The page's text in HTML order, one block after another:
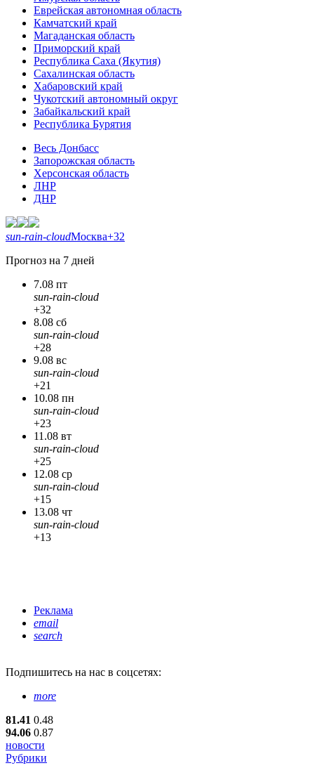
Еврейская автономная область
Камчатский край
Магаданская область
Приморский край
Республика Саха (Якутия)
Сахалинская область
Хабаровский край
Чукотский автономный округ
Забайкальский край
Республика Бурятия
Весь Донбасс
Запорожская область
Херсонская область
ЛНР
ДНР
sun-rain-cloudМосква+32
Прогноз на 7 дней
7.08 пт
sun-rain-cloud
+32
8.08 сб
sun-rain-cloud
+28
9.08 вс
sun-rain-cloud
+21
10.08 пн
sun-rain-cloud
+23
11.08 вт
sun-rain-cloud
+25
12.08 ср
sun-rain-cloud
+15
13.08 чт
sun-rain-cloud
+13
Реклама
email
search
Подпишитесь на нас в соцсетях:
more
81.41 0.48
94.06 0.87
новости
Рубрики